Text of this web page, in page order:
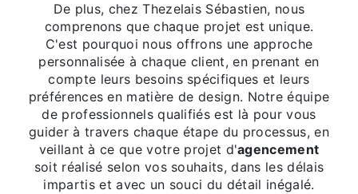
De plus, chez Thezelais Sébastien, nous
comprenons que chaque projet est unique.
C'est pourquoi nous offrons une approche
personnalisée à chaque client, en prenant en
compte leurs besoins spécifiques et leurs
préférences en matière de design. Notre équipe
de professionnels qualifiés est là pour vous
guider à travers chaque étape du processus, en
veillant à ce que votre projet d'agencement
soit réalisé selon vos souhaits, dans les délais
impartis et avec un souci du détail inégalé.